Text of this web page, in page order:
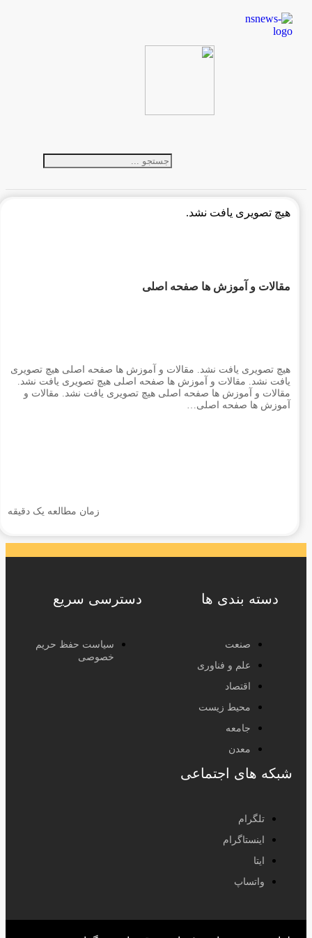
هیچ تصویری یافت نشد.
مقالات و آموزش ها صفحه اصلی
هیچ تصویری یافت نشد. مقالات و آموزش ها صفحه اصلی هیچ تصویری
یافت نشد. مقالات و آموزش ها صفحه اصلی هیچ تصویری یافت نشد.
مقالات و آموزش ها صفحه اصلی هیچ تصویری یافت نشد. مقالات و
آموزش ها صفحه اصلی…
زمان مطالعه یک دقیقه
دسته بندی ها
صنعت
علم و فناوری
اقتصاد
محیط زیست
جامعه
معدن
دسترسی سریع
سیاست حفظ حریم
خصوصی
شبکه های اجتماعی
تلگرام
اینستاگرام
ایتا
واتساپ